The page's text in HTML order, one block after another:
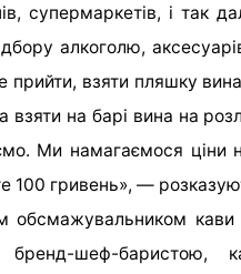
супермаркетів, і так
алкоголю,
прийти, взяти пляшку
на барі вина на
Ми намагаємося ціни
100 гривень», —
обсмажувальником
шеф-баристою,